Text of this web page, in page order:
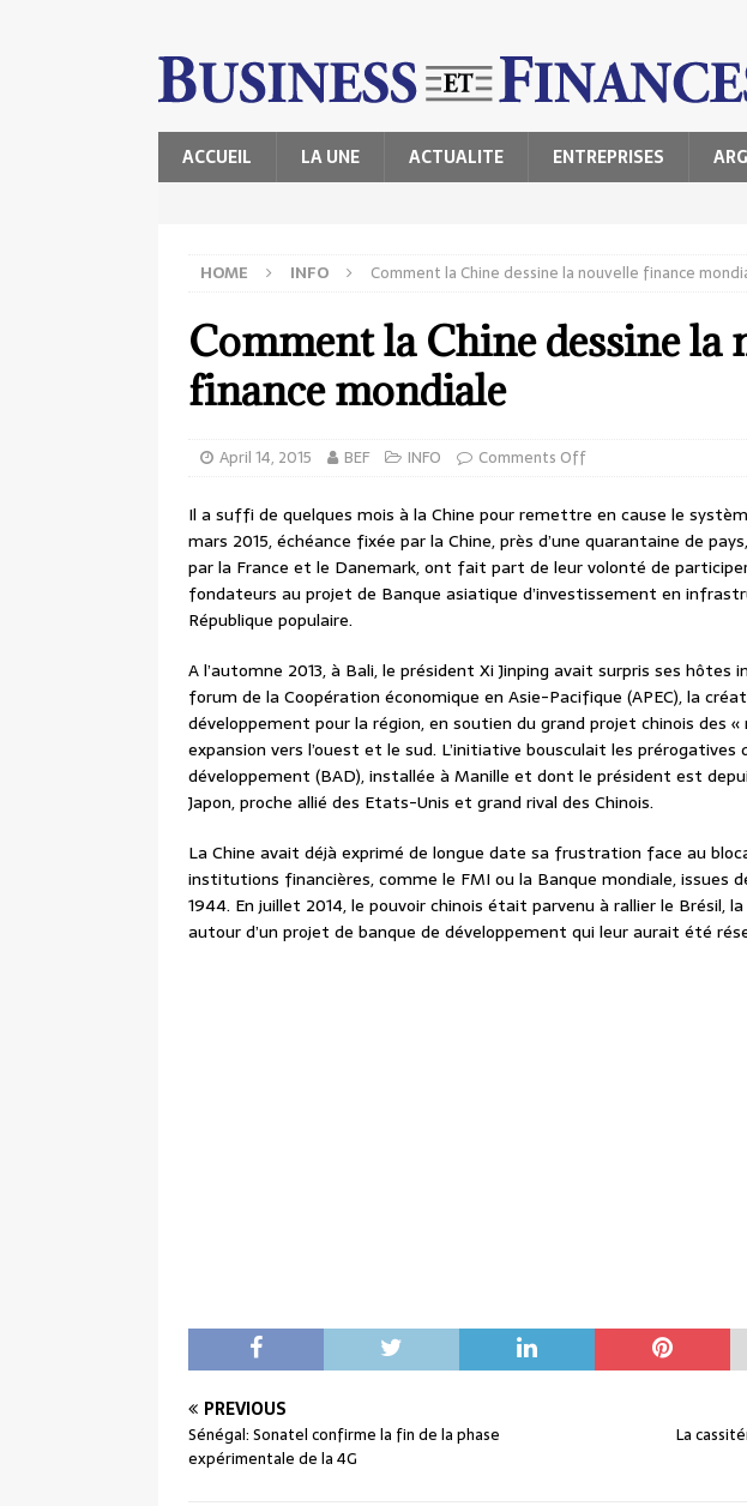
ACCUEIL LA UNE ACTUALITE ENTREPRISES
HOME INFO Comment la Chine dessine la nouvelle finance
Comment la Chine dessine la
finance mondiale
April 14, 2015 BEF INFO Comments Off
Il a suffi de quelques mois à la Chine pour remettre en cause le
mars 2015, échéance fixée par la Chine, près d’une quarantaine de
par la France et le Danemark, ont fait part de leur volonté de
fondateurs au projet de Banque asiatique d’investissement en
République populaire.
A l’automne 2013, à Bali, le président Xi Jinping avait surpris ses hôtes
forum de la Coopération économique en Asie-Pacifique (APEC), la
développement pour la région, en soutien du grand projet chinois des
expansion vers l’ouest et le sud. L’initiative bousculait les prérogatives
développement (BAD), installée à Manille et dont le président est
Japon, proche allié des Etats-Unis et grand rival des Chinois.
La Chine avait déjà exprimé de longue date sa frustration face au
institutions financières, comme le FMI ou la Banque mondiale, issues
1944. En juillet 2014, le pouvoir chinois était parvenu à rallier le Brésil, la
autour d’un projet de banque de développement qui leur aurait été
PREVIOUS
Sénégal: Sonatel confirme la fin de la phase
expérimentale de la 4G
La